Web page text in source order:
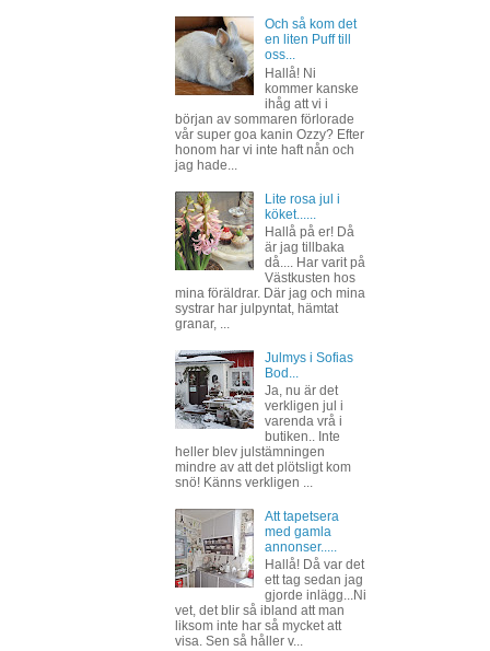
Och så kom det
en liten Puff till
oss...
Hallå! Ni
kommer kanske
ihåg att vi i
början av sommaren förlorade
vår super goa kanin Ozzy? Efter
honom har vi inte haft nån och
jag hade...
Lite rosa jul i
köket......
Hallå på er! Då
är jag tillbaka
då.... Har varit på
Västkusten hos
mina föräldrar. Där jag och mina
systrar har julpyntat, hämtat
granar, ...
Julmys i Sofias
Bod...
Ja, nu är det
verkligen jul i
varenda vrå i
butiken.. Inte
heller blev julstämningen
mindre av att det plötsligt kom
snö! Känns verkligen ...
Att tapetsera
med gamla
annonser.....
Hallå! Då var det
ett tag sedan jag
gjorde inlägg...Ni
vet, det blir så ibland att man
liksom inte har så mycket att
visa. Sen så håller v...